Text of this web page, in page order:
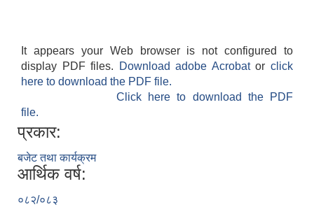
It appears your Web browser is not configured to
display PDF files.
Download adobe Acrobatorclick
here to download the PDF file.
Click here to download the PDF
file.
प्रकार:
बजेट तथा कार्यक्रम
आर्थिक वर्ष:
०८२/०८३